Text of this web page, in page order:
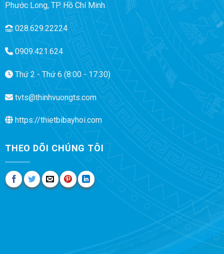
Phước Long, TP. Hồ Chí Minh.
028.629.22224
0909.421.624
Thứ 2 - Thứ 6 (8:00 - 17:30)
tvts@thinhvuongts.com
https://thietbibayhoi.com
THEO DÕI CHÚNG TÔI